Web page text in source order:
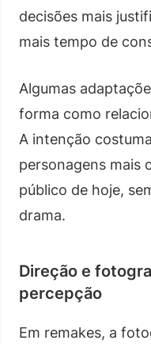
decisões mais
mais tempo de
Algumas
forma como
A intenção
personagens mais
público de hoje,
drama.
Direção e
percepção
Em remakes, a